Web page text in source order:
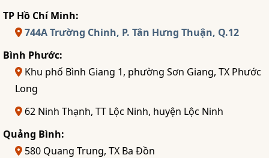
TP Hồ Chí Minh:
744A Trường Chinh, P. Tân Hưng Thuận, Q.12
Bình Phước:
Khu phố Bình Giang 1, phường Sơn Giang, TX Phước
Long
62 Ninh Thạnh, TT Lộc Ninh, huyện Lộc Ninh
Quảng Bình:
580 Quang Trung, TX Ba Đồn